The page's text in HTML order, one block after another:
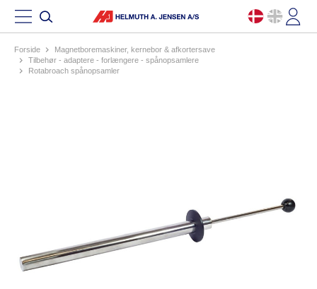
Forside
magnetboremaskiner, kernebor & afkortersave
tilbehør - adaptere - forlængere - spånopsamlere
rotabroach spånopsamler